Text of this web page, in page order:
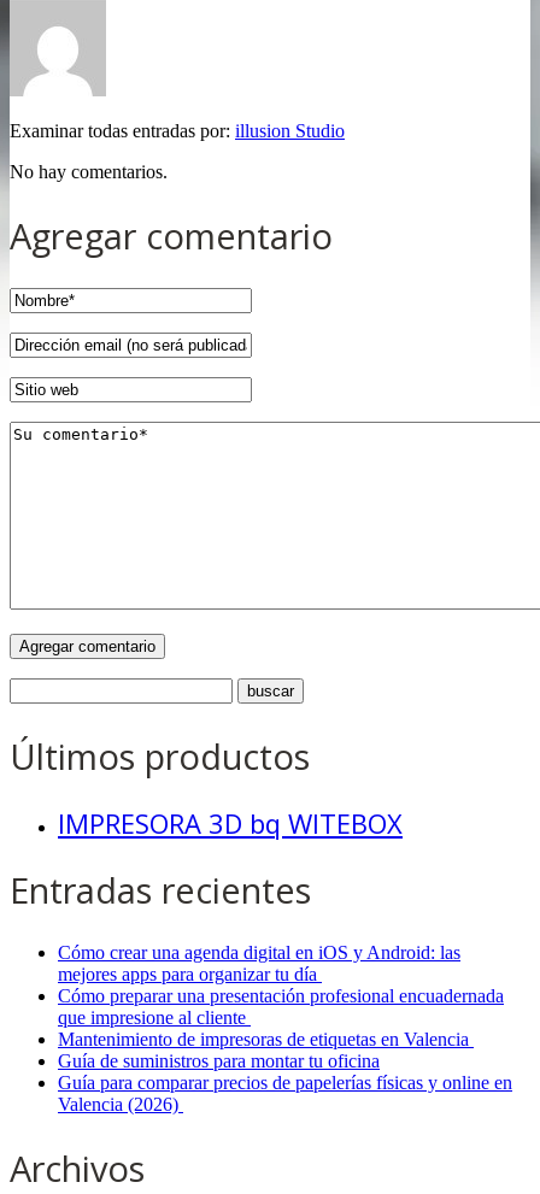
Examinar todas entradas por: illusion Studio
No hay comentarios.
Agregar comentario
Últimos productos
IMPRESORA 3D bq WITEBOX
Entradas recientes
Cómo crear una agenda digital en iOS y Android: las
mejores apps para organizar tu día
Cómo preparar una presentación profesional encuadernada
que impresione al cliente
Mantenimiento de impresoras de etiquetas en Valencia
Guía de suministros para montar tu oficina
Guía para comparar precios de papelerías físicas y online en
Valencia (2026)
Archivos